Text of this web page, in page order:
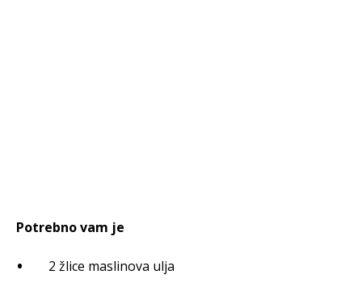
Potrebno vam je
2 žlice maslinova ulja